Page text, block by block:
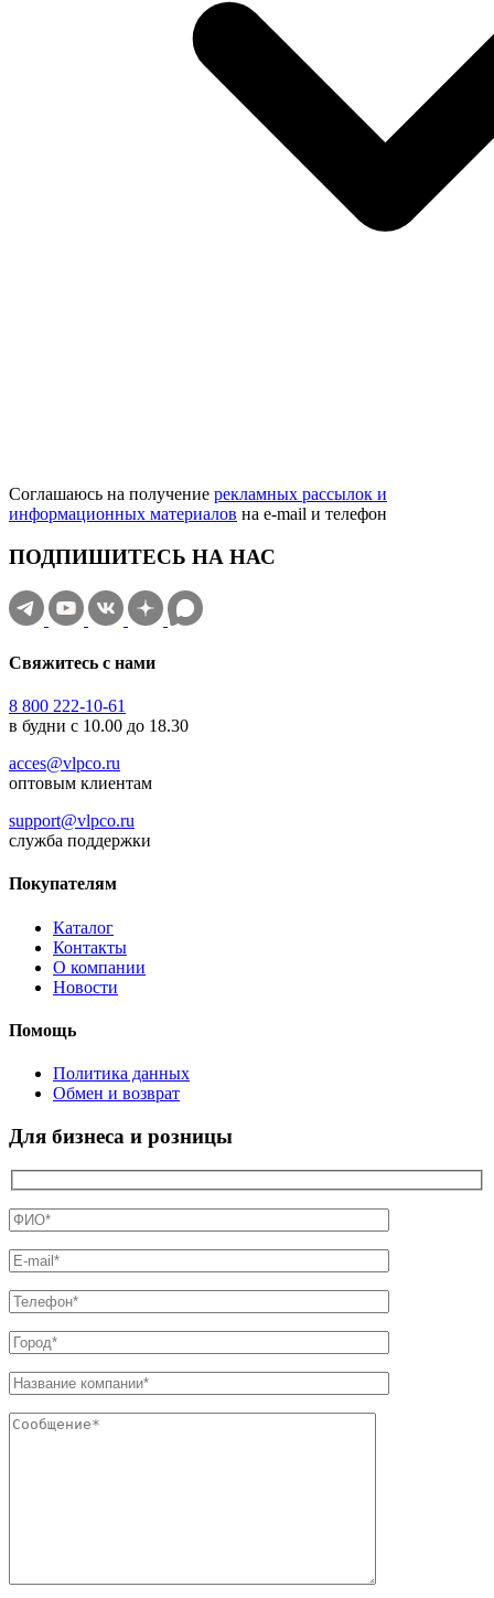
Соглашаюсь на получение рекламных рассылок и
информационных материалов на e‑mail и телефон
ПОДПИШИТЕСЬ НА НАС
Свяжитесь с нами
8 800 222-10-61
в будни с 10.00 до 18.30
acces@vlpco.ru
оптовым клиентам
support@vlpco.ru
служба поддержки
Покупателям
Каталог
Контакты
О компании
Новости
Помощь
Политика данных
Обмен и возврат
Для бизнеса и розницы